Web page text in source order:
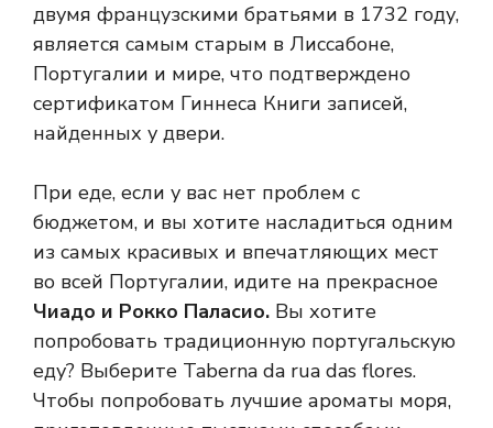
двумя французскими братьями в 1732 году,
является самым старым в Лиссабоне,
Португалии и мире, что подтверждено
сертификатом Гиннеса Книги записей,
найденных у двери.
При еде, если у вас нет проблем с
бюджетом, и вы хотите насладиться одним
из самых красивых и впечатляющих мест
во всей Португалии, идите на прекрасное
Чиадо и Рокко Паласио. Вы хотите
попробовать традиционную португальскую
еду? Выберите Taberna da rua das flores.
Чтобы попробовать лучшие ароматы моря,